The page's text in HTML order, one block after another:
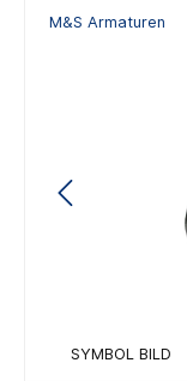
M&S Armaturen
SYMBOL BILD